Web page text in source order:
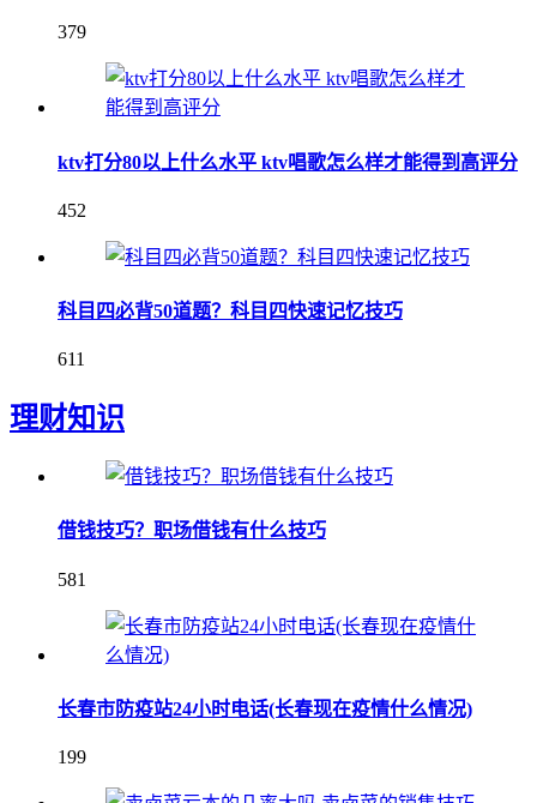
379
ktv打分80以上什么水平 ktv唱歌怎么样才能得到高评分
452
科目四必背50道题？科目四快速记忆技巧
611
理财知识
借钱技巧？职场借钱有什么技巧
581
长春市防疫站24小时电话(长春现在疫情什么情况)
199